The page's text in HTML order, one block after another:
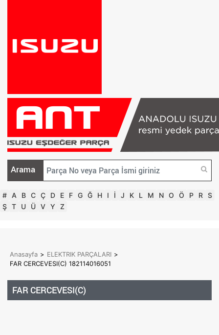
Arama
# A B C Ç D E F G Ğ H I İ J K L M N O Ö P R S
Ş T U Ü V Y Z
Anasayfa > ELEKTRIK PARÇALARI >
FAR CERCEVESI(C) 182114016051
FAR CERCEVESI(C)